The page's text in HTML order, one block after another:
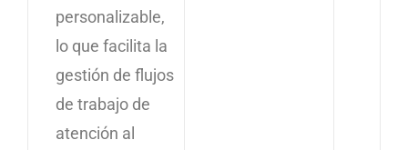
personalizable,
lo que facilita la
gestión de flujos
de trabajo de
atención al